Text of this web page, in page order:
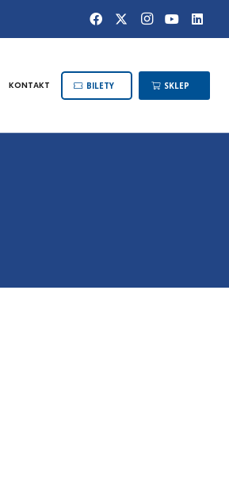
KONTAKT BILETY SKLEP